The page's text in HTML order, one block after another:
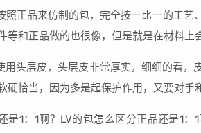
照正品来仿制的包，完全按一比一的工
等和正品做的也很像，但是就是在材料上
用头层皮，头层皮非常厚实，细细的看
硬恰当，因为多是起保护作用，又要对手
是1：1啊？LV的包怎么区分正品还是1